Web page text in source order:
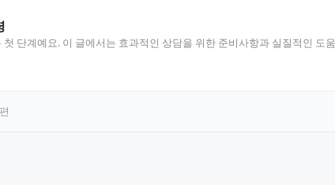
단계예요. 이 글에서는 효과적인 상담을 위한 준비사항과 실질적인 도
편